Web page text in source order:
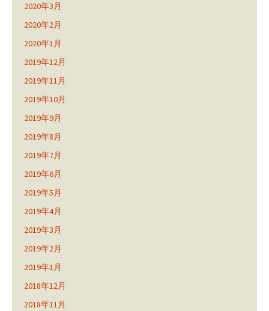
2020年3月
2020年2月
2020年1月
2019年12月
2019年11月
2019年10月
2019年9月
2019年8月
2019年7月
2019年6月
2019年5月
2019年4月
2019年3月
2019年2月
2019年1月
2018年12月
2018年11月